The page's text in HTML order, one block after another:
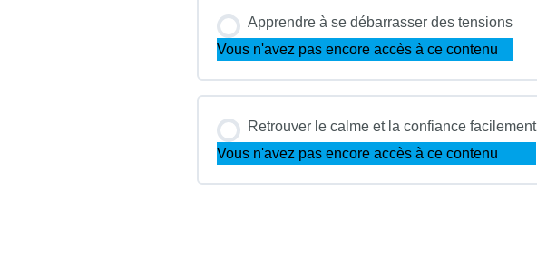
Apprendre à se débarrasser des tensions
Vous n'avez pas encore accès à ce contenu
Retrouver le calme et la confiance facilement
Vous n'avez pas encore accès à ce contenu